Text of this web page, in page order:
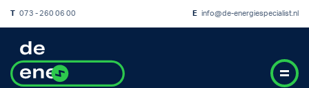
073 - 260 06 00 E info@de-energiespecialist.nl